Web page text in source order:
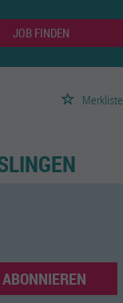
JOB FINDEN
Merkliste